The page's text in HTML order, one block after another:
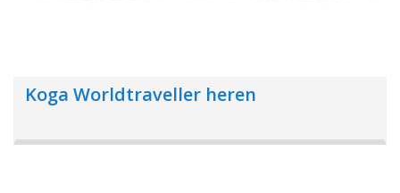
Koga Worldtraveller heren